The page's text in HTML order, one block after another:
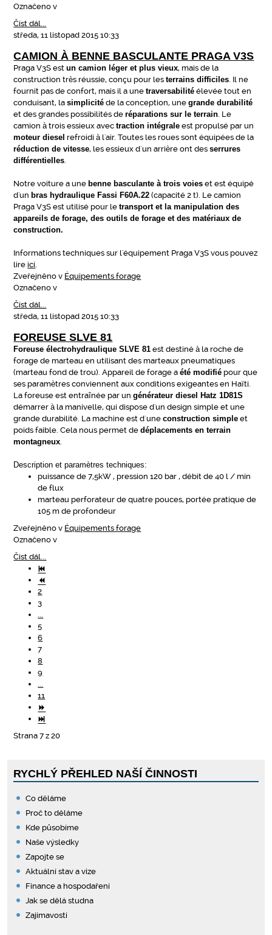
Označeno v
Číst dál...
středa, 11 listopad 2015 10:33
CAMION À BENNE BASCULANTE PRAGA V3S
Praga V3S estun camion léger et plus vieux, mais de la
construction très réussie, conçu pour lesterrains difficiles. Il ne
fournit pas de confort, mais il a unetraversabilité élevée tout en
conduisant, lasimplicité de la conception, unegrande durabilité
et des grandes possibilités deréparations sur le terrain. Le
camion à trois essieux avectraction intégrale est propulsé par un
moteur diesel refroidi à l'air. Toutes les roues sont équipées de la
réduction de vitesse, les essieux d´un arrière ont desserrures
différentielles.
Notre voiture a une benne basculante à trois voies et est équipé
d'un bras hydraulique Fassi F60A.22 (capacité 2 t). Le camion
Praga V3S est utilisé pour letransport et la manipulation des
appareils de forage, des outils de forage et des matériaux de
construction.
Informations techniques sur l'équipement Praga V3S vous pouvez
lireici.
Zveřejněno v Équipements forage
Označeno v
Číst dál...
středa, 11 listopad 2015 10:33
FOREUSE SLVE 81
Foreuse électrohydraulique SLVE 81 est destiné à la roche de
forage de marteau en utilisant des marteaux pneumatiques
(marteau fond de trou). Appareil de forage aété modifié pour que
ses paramètres conviennent aux conditions exigeantes en Haïti.
La foreuse est entraînée par ungénérateur diesel Hatz 1D81S
démarrer à la manivelle, qui dispose d'un design simple et une
grande durabilité. La machine est d´uneconstruction simple et
poids faible. Cela nous permet dedéplacements en terrain
montagneux.
Description et paramètres techniques:
puissance de 7,5kW , pression 120 bar , débit de 40 l / min
de flux
marteau perforateur de quatre pouces, portée pratique de
105 m de profondeur
Zveřejněno v Équipements forage
Označeno v
Číst dál...
2
3
...
5
6
7
8
9
...
11
Strana 7 z 20
RYCHLÝ PŘEHLED NAŠÍ ČINNOSTI
Co děláme
Proč to děláme
Kde působíme
Naše výsledky
Zapojte se
Aktuální stav a vize
Finance a hospodaření
Jak se dělá studna
Zajímavosti